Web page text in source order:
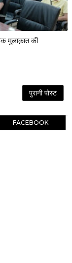
मुलाक़ात की
पुरानी पोस्ट
FACEBOOK